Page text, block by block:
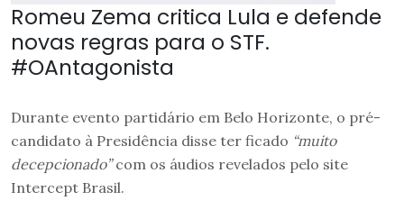
Romeu Zema critica Lula e defende
novas regras para o STF.
#OAntagonista
Durante evento partidário em Belo Horizonte, o pré-
candidato à Presidência disse ter ficado “muito
decepcionado”com os áudios revelados pelo site
Intercept Brasil.